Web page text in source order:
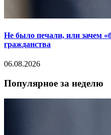
Не было печали, или зачем
гражданства
06.08.2026
Популярное за неделю